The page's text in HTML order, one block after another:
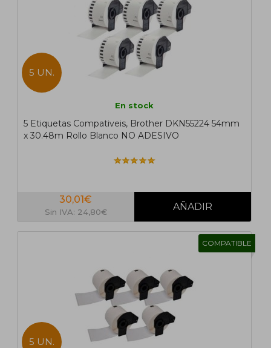
5 UN.
En stock
5 Etiquetas Compativeis, Brother DKN55224 54mm
x 30.48m Rollo Blanco NO ADESIVO
30,01€
Sin IVA: 24,80€
COMPATIBLE
5 UN.